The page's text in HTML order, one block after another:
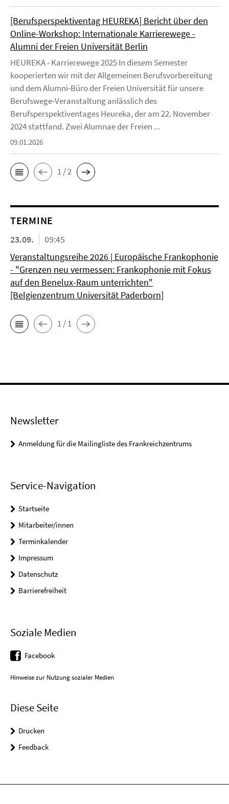
[Berufsperspektiventag HEUREKA] Bericht über den
Online-Workshop: Internationale Karrierewege -
Alumni der Freien Universität Berlin
HEUREKA - Karrierewege 2025 In diesem Semester
kooperierten wir mit der Allgemeinen Berufsvorbereitung
und dem Alumni-Büro der Freien Universität für unsere
Berufswege-Veranstaltung anlässlich des
Berufsperspektiventages Heureka, der am 22. November
2024 stattfand. Zwei Alumnae der Freien ...
09.01.2026
1 / 2
TERMINE
23.09.
09:45
Veranstaltungsreihe 2026 | Europäische Frankophonie
- "Grenzen neu vermessen: Frankophonie mit Fokus
auf den Benelux-Raum unterrichten"
[Belgienzentrum Universität Paderborn]
1 / 1
Newsletter
Anmeldung für die Mailingliste des Frankreichzentrums
Service-Navigation
Startseite
Mitarbeiter/innen
Terminkalender
Impressum
Datenschutz
Barrierefreiheit
Soziale Medien
Facebook
Hinweise zur Nutzung sozialer Medien
Diese Seite
Drucken
Feedback